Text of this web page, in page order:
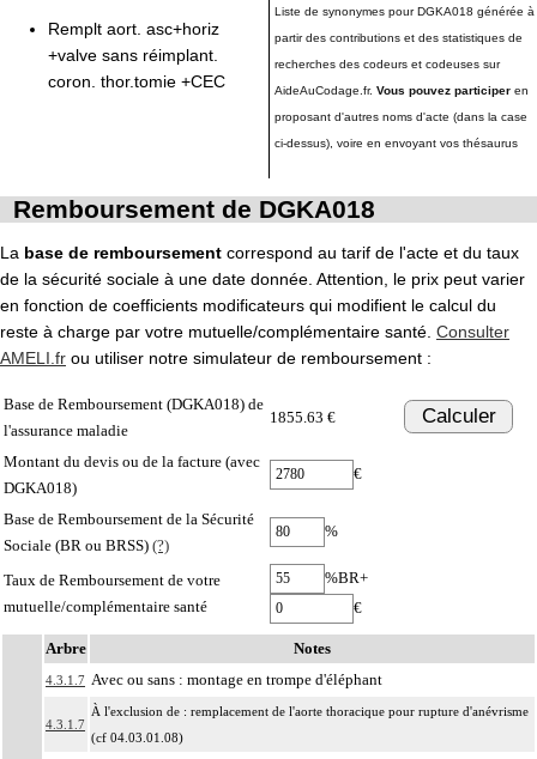
Remplt aort. asc+horiz
+valve sans réimplant.
coron. thor.tomie +CEC
Liste de synonymes pour DGKA018 générée à
partir des contributions et des statistiques de
recherches des codeurs et codeuses sur
AideAuCodage.fr. Vous pouvez participer en
proposant d'autres noms d'acte (dans la case
ci-dessus), voire en envoyant vos thésaurus
Remboursement de DGKA018
La base de remboursement correspond au tarif de l'acte et du taux
de la sécurité sociale à une date donnée. Attention, le prix peut varier
en fonction de coefficients modificateurs qui modifient le calcul du
reste à charge par votre mutuelle/complémentaire santé. Consulter
AMELI.fr ou utiliser notre simulateur de remboursement :
Base de Remboursement (DGKA018) de
l'assurance maladie
1855.63 € Calculer
Montant du devis ou de la facture (avec
DGKA018)
€
Base de Remboursement de la Sécurité
Sociale (BR ou BRSS) (?)
%
Taux de Remboursement de votre
mutuelle/complémentaire santé
%BR+
€
Arbre Notes
4.3.1.7 Avec ou sans : montage en trompe d'éléphant
4.3.1.7
À l'exclusion de : remplacement de l'aorte thoracique pour rupture d'anévrisme
(cf 04.03.01.08)